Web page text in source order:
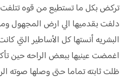
تركض بكل ما تستطيع من قوه تتلفت
دلفت بقدميها الي ارض المجهول
البشريه أنستها كل الأساطير التي
اغمضت عينيها ببعض الراحه حين
ظلت ثابته تماما حتى وصلها صوته